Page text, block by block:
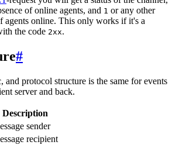
of online agents, and 1 or any other
agents online. This only works if it's a
the code 2xx.
#
and protocol structure is the same for events
server and back.
Description
sender
recipient